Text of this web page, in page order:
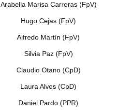
Arabella Marisa Carreras (FpV)
Hugo Cejas (FpV)
Alfredo Martín (FpV)
Silvia Paz (FpV)
Claudio Otano (CpD)
Laura Alves (CpD)
Daniel Pardo (PPR)